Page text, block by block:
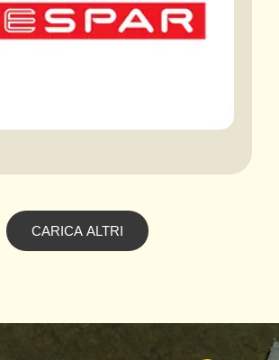
CARICA ALTRI